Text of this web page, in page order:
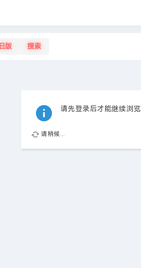
旧版 搜索
请先登录后才能继续浏览
请稍候...